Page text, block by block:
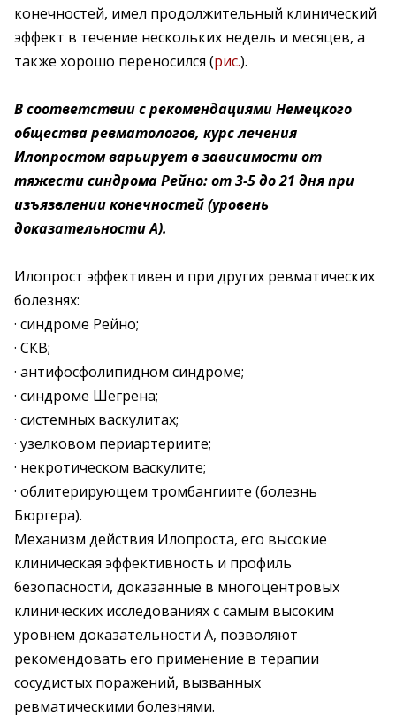
конечностей, имел продолжительный клинический
эффект в течение нескольких недель и месяцев, а
также хорошо переносился (рис.).
В соответствии с рекомендациями Немецкого
общества ревматологов, курс лечения
Илопростом варьирует в зависимости от
тяжести синдрома Рейно: от 3-5 до 21 дня при
изъязвлении конечностей (уровень
доказательности А).
Илопрост эффективен и при других ревматических
болезнях:
· синдроме Рейно;
· СКВ;
· антифосфолипидном синдроме;
· синдроме Шегрена;
· системных васкулитах;
· узелковом периартериите;
· некротическом васкулите;
· облитерирующем тромбангиите (болезнь
Бюргера).
Механизм действия Илопроста, его высокие
клиническая эффективность и профиль
безопасности, доказанные в многоцентровых
клинических исследованиях с самым высоким
уровнем доказательности А, позволяют
рекомендовать его применение в терапии
сосудистых поражений, вызванных
ревматическими болезнями.